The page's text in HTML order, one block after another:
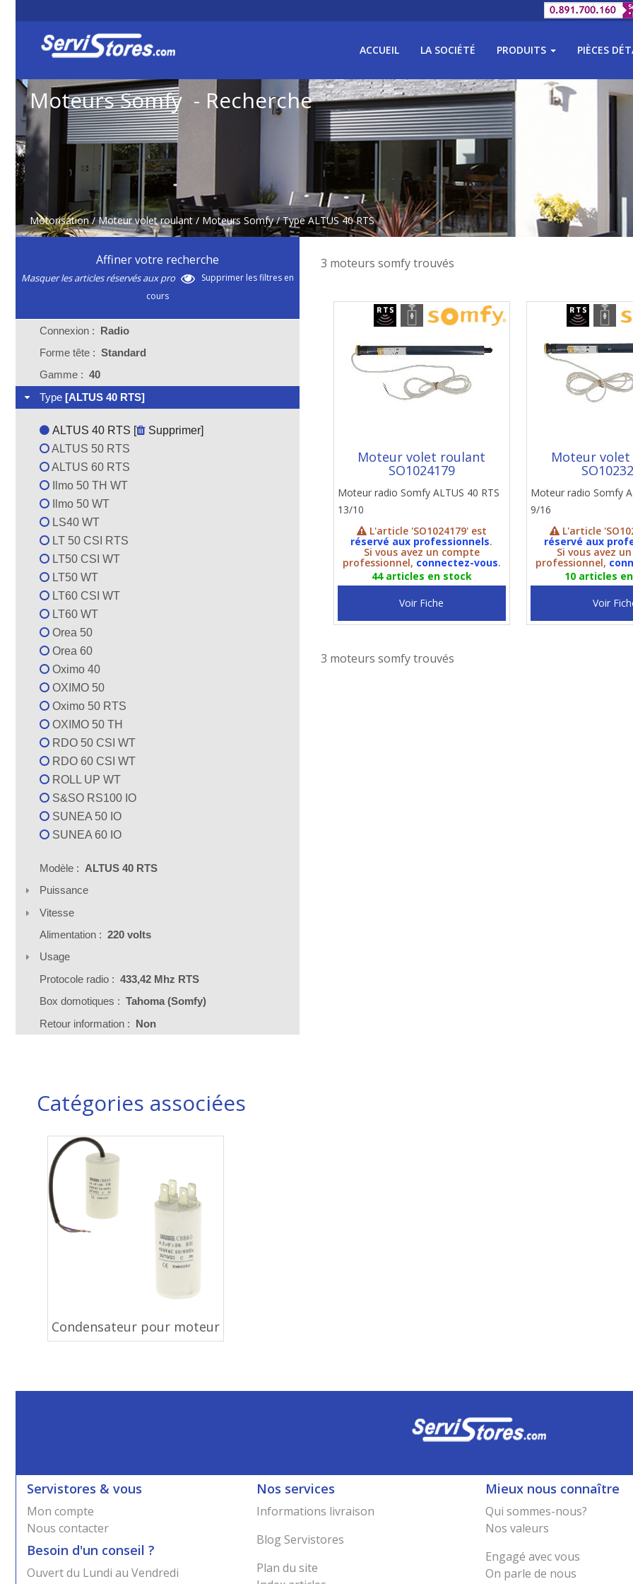
ACCUEIL LA SOCIÉTÉ PRODUITS PIÈCES
Moteurs Somfy - Recherche
Motorisation /Moteur volet roulant / Moteurs Somfy / Type ALTUS 40 RTS
Affiner votre recherche
Masquer les articles réservés aux pro
Supprimer les filtres en
cours
Connexion : Radio
Forme tête : Standard
Gamme : 40
Type [ALTUS 40 RTS]
ALTUS 40 RTS [ Supprimer]
ALTUS 50 RTS
ALTUS 60 RTS
Ilmo 50 TH WT
Ilmo 50 WT
LS40 WT
LT 50 CSI RTS
LT50 CSI WT
LT50 WT
LT60 CSI WT
LT60 WT
Orea 50
Orea 60
Oximo 40
OXIMO 50
Oximo 50 RTS
OXIMO 50 TH
RDO 50 CSI WT
RDO 60 CSI WT
ROLL UP WT
S&SO RS100 IO
SUNEA 50 IO
SUNEA 60 IO
Modèle : ALTUS 40 RTS
Puissance
Vitesse
Alimentation : 220 volts
Usage
Protocole radio : 433,42 Mhz RTS
Box domotiques : Tahoma (Somfy)
Retour information : Non
3 moteurs somfy trouvés
Moteur volet roulant
SO1024179
Moteur radio Somfy ALTUS 40 RTS
13/10
L'article 'SO1024179' est
réservé aux professionnels.
Si vous avez un compte
professionnel, connectez-vous.
44 articles en stock
Voir Fiche
Moteur
Moteur radio Somfy
9/16
L'article
réservé aux
Si vous avez
professionnel,
10 articles
Voir
3 moteurs somfy trouvés
Catégories associées
Condensateur pour moteur
Servistores & vous
Mon compte
Nous contacter
Besoin d'un conseil ?
Ouvert du Lundi au Vendredi
Nos services
Informations livraison
Blog Servistores
Plan du site
Mieux nous connaître
Qui sommes-nous?
Nos valeurs
Engagé avec vous
On parle de nous